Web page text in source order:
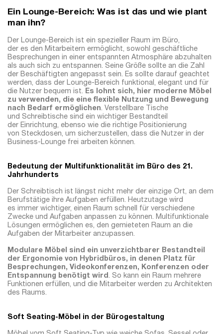
Ein Lounge-Bereich: Was ist das und wie plant
man ihn?
Der Lounge-Bereich ist ein spezieller Raum im Büro,
der es den Mitarbeitern ermöglicht, sowohl geschäftliche
Besprechungen in einer entspannten Atmosphäre abzuhalten
als auch sich zu entspannen. Seine Größe sollte an die Zahl
der Beschäftigten angepasst sein. Es sollte darauf geachtet
werden, dass der Lounge-Bereich funktional, elegant und für
die Nutzer bequem ist. Es lohnt sich, hier moderne Möbel
zu verwenden, die eine flexible Nutzung und Bewegung
nach Bedarf ermöglichen. Verstellbare Tische
und Schreibtische sind ein wichtiger Bestandteil
der Einrichtung, ebenso wie die richtige Positionierung
von Steckdosen, um sicherzustellen, dass die Nutzer in der
Business-Lounge frei arbeiten können.
Bedeutung der Multifunktionalität im Büro des 21.
Jahrhunderts
Der Schreibtisch ist längst nicht mehr der einzige Ort, an dem
Berufstätige ihre Aufgaben erfüllen. Heutzutage wird
es immer wichtiger, einen Raum schnell für verschiedene
Zwecke und Aufgaben anpassen zu können. Multifunktionale
Lösungen ermöglichen es, den gemieteten Raum an die
Aufgaben der Mitarbeiter anzupassen.
Modulare Möbel sind ein unverzichtbarer Bestandteil
der Ergonomie von Hybridbüros, in denen Platz für
Besprechungen, Videokonferenzen, Konferenzen oder
Entspannung benötigt wird. So kann ein Raum mehrere
Funktionen erfüllen, und die Mitarbeiter werden zu Architekten
des Raums.
Soft Seating-Möbel in der Bürogestaltung